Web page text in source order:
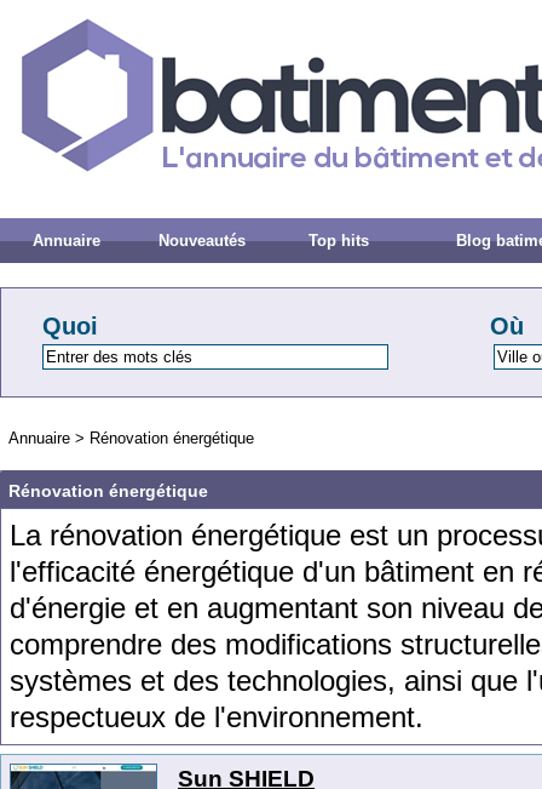
Annuaire Nouveautés Top hits Blog
Quoi Où
Annuaire > Rénovation énergétique
Rénovation énergétique
Larénovation énergétique est un process
l'efficacité énergétique d'un bâtiment en
d'énergie et en augmentant son niveau
comprendre des modifications structurell
systèmes et des technologies, ainsi que l'
respectueux de l'environnement.
Sun SHIELD